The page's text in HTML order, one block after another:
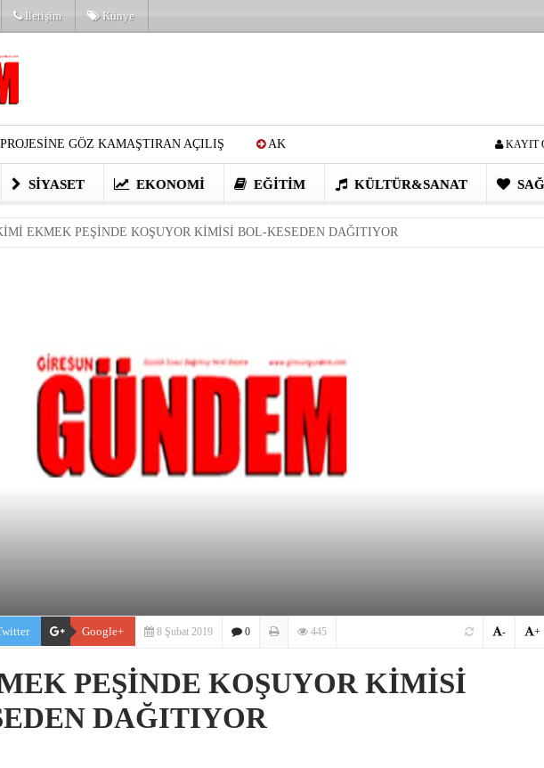
İletişim Künye
GÖZ KAMAŞTIRAN AÇILIŞ AK
HARUN CİCİ: VİDEOYU GÖRÜNCE
KAYIT
SIYASET EKONOMI EĞITIM KÜLTÜR&SANAT
EKMEK PEŞİNDE KOŞUYOR KİMİSİ BOL-KESEDEN DAĞITIYOR
Google+ 8 Şubat 2019 0 445 +
-
PEŞİNDE KOŞUYOR KİMİSİ
DAĞITIYOR